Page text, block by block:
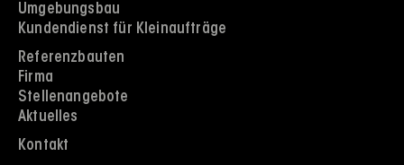
Umgebungsbau
Kundendienst für Kleinaufträge
Referenzbauten
Firma
Stellenangebote
Aktuelles
Kontakt